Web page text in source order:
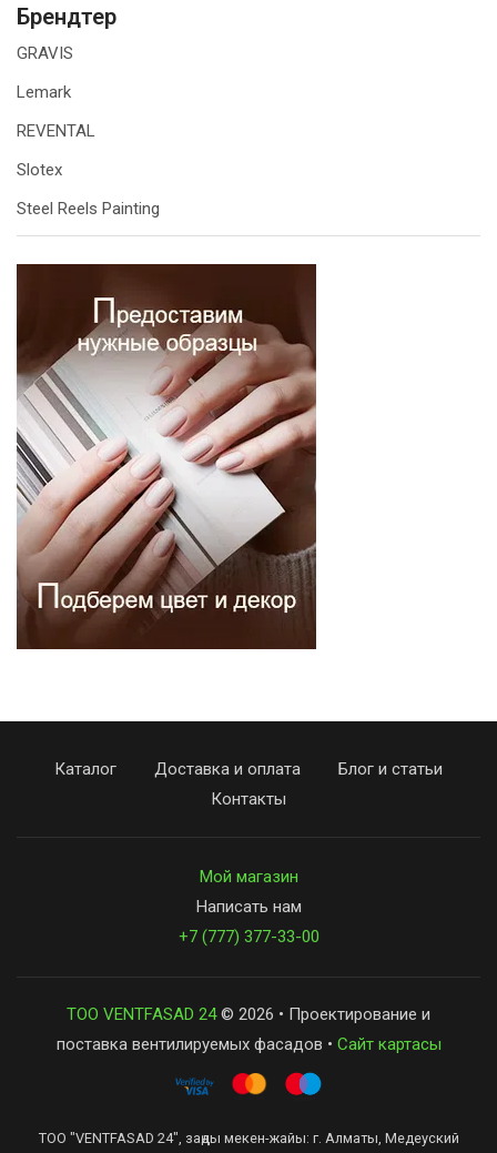
Брендтер
GRAVIS
Lemark
REVENTAL
Slotex
Steel Reels Painting
Каталог Доставка и оплата
Блог и статьи
Контакты
Мой магазин
Написать нам
+7 (777) 377-33-00
ТОО VENTFASAD 24© 2026 • Проектирование и
поставка вентилируемых фасадов • Сайт картасы
ТОО "VENTFASAD 24", заңды мекен-жайы: г. Алматы, Медеуский